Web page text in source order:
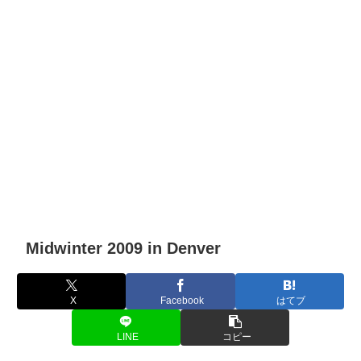
Midwinter 2009 in Denver
X Facebook はてブ
LINE コピー